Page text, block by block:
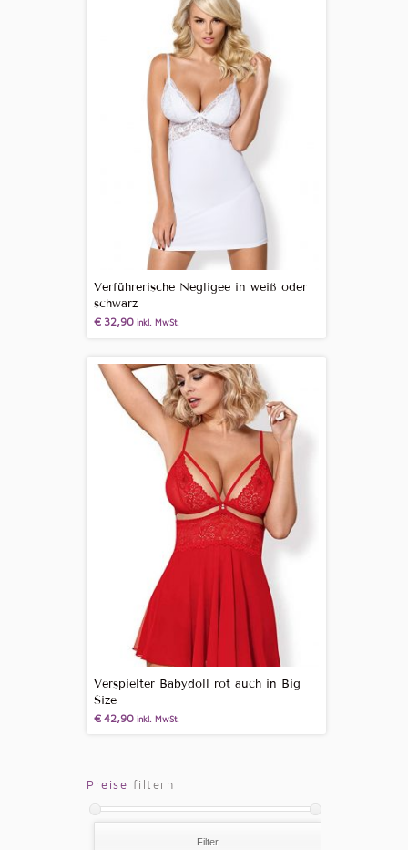
Verführerische Negligee in weiß oder
schwarz
€32,90 inkl. MwSt.
Verspielter Babydoll rot auch in Big
Size
€42,90 inkl. MwSt.
Preise filtern
Filter